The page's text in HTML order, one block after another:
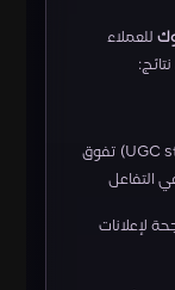
للعملاء
فيديوهات بجودة الهاتف (UGC style) تفوق
لإعلانات